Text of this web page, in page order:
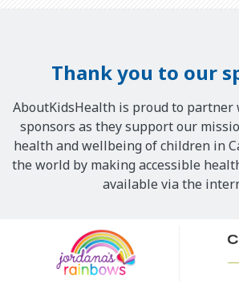
Thank you to our
AboutKidsHealth is proud to
sponsors as they support our
health and wellbeing of children in
the world by making accessible
available via the
Sponsors